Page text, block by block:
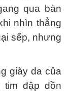
qua bàn
nhìn thẳng
sếp, nhưng
giày da của
tim đập dồn